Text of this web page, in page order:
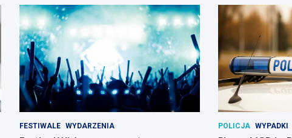
FESTIWALE WYDARZENIA POLICJA WYPADKI